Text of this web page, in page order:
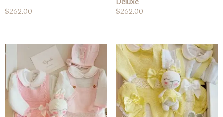
$262.00 $262.00